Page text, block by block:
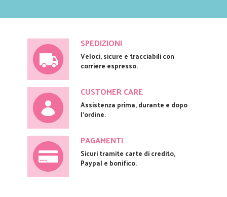
SPEDIZIONI
Veloci, sicure e tracciabili con
corriere espresso.
CUSTOMER CARE
Assistenza prima, durante e dopo
l'ordine.
PAGAMENTI
Sicuri tramite carte di credito,
Paypal e bonifico.